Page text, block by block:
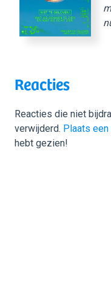
Reacties
Reacties die niet
verwijderd. Plaats
hebt gezien!